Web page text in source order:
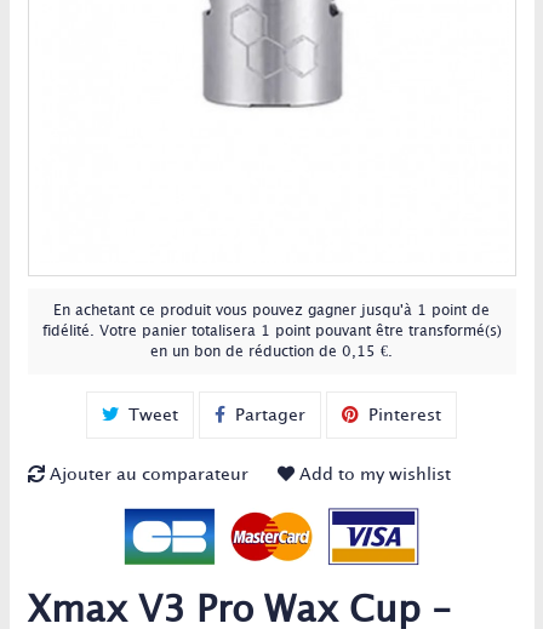
En achetant ce produit vous pouvez gagner jusqu'à 1
point de
fidélité . Votre panier totalisera 1 pointpouvant être transformé(s)
en un bon de réduction de 0,15 €
Tweet Partager Pinterest
Ajouter au comparateur Add to my wishlist
Xmax V3 Pro Wax Cup -